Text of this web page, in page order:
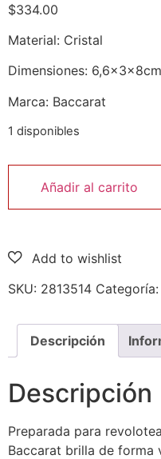
$334.00
Material: Cristal
Dimensiones: 6,6x3x8cm
Marca: Baccarat
1 disponibles
Añadir al carrito
SKU: 2813514 Categoría:
Descripción
Descripción
Preparada para
Baccarat brilla de forma